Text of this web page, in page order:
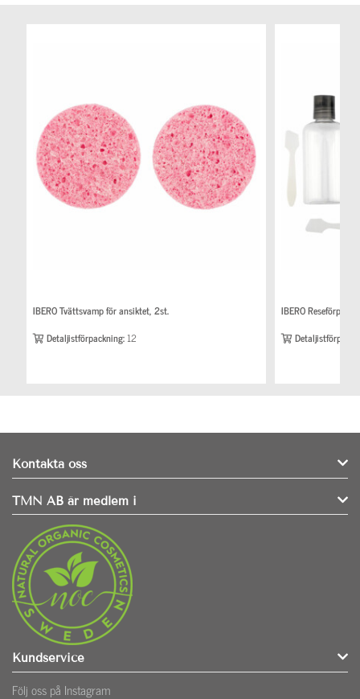
IBERO Tvättsvamp för ansiktet, 2st.
Detaljistförpackning:12
IBERO
Kontakta oss
TMN AB är medlem i
Kundservice
Följ oss på Instagram